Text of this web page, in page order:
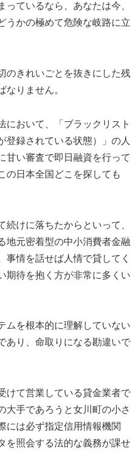
ているなら、あなたは今、
うかの極めて危険な岐路に立
のきれいごとを抜きにした残
なりません。
において、「ブラックリスト
登録されている状態）」の人
甘い審査で即日融資を行って
の日本全国どこを探しても
けに落ちたからといって、
地元密着型の中小消費者金融
事情を話せば人情で貸してく
期待を抱く方が非常に多くい
ムを根本的に理解していない
あり、命取りになる勘違いで
けて営業している貸金業者で
大手であろうと女川町の小さ
には必ず指定信用情報機関
を照会する法的な義務が課せ